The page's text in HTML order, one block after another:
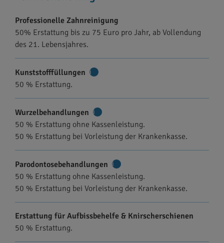
Professionelle Zahnreinigung
50% Erstattung bis zu 75 Euro pro Jahr, ab Vollendung
des 21. Lebensjahres.
Kunststofffüllungen
50 % Erstattung.
Wurzelbehandlungen
Informationen
50 % Erstattung ohne Kassenleistung.
50 % Erstattung bei Vorleistung der Krankenkasse.
Parodontosebehandlungen
Informationen
50 % Erstattung ohne Kassenleistung.
50 % Erstattung bei Vorleistung der Krankenkasse.
Erstattung für Aufbissbehelfe & Knirscherschienen
50 % Erstattung.